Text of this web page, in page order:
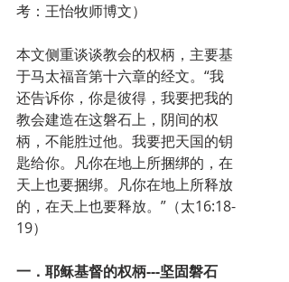
考：王怡牧师博文）
本文侧重谈谈教会的权柄，主要基
于马太福音第十六章的经文。“我
还告诉你，你是彼得，我要把我的
教会建造在这磐石上，阴间的权
柄，不能胜过他。我要把天国的钥
匙给你。凡你在地上所捆绑的，在
天上也要捆绑。凡你在地上所释放
的，在天上也要释放。”（太16:18-
19）
一．耶稣基督的权柄---坚固磐石